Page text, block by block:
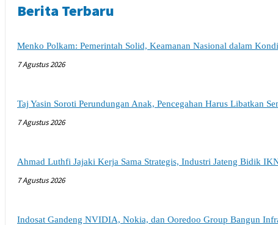
Berita Terbaru
Menko Polkam: Pemerintah Solid, Keamanan Nasional dalam
7 Agustus 2026
Taj Yasin Soroti Perundungan Anak, Pencegahan Harus Libatkan
7 Agustus 2026
Ahmad Luthfi Jajaki Kerja Sama Strategis, Industri Jateng Bidik
7 Agustus 2026
Indosat Gandeng NVIDIA, Nokia, dan Ooredoo Group Bangun